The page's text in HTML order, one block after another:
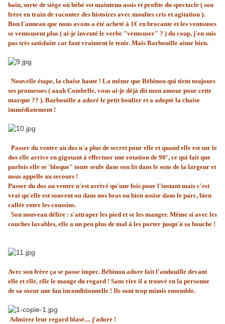
bain, sorte de siège où bébé est maintenu assis et profite du spectacle ( son
frère en train de raconter des histoires avec moultes cris et agitation ).
Bon l'anneau que nous avons a été acheté à 1€ en brocante et les ventouses
se ventousent plus ( ai-je inventé le verbe "ventouser" ? ) du coup, j'en suis
pas très satisfaite car faut vraiment le tenir. Mais Barbouille aime bien.
Nouvelle étape, la chaise haute ! La même que Bébinou qui tient toujours
ses promesses ( aaah Combelle, vous ai-je déjà dit mon amour pour cette
marque ?? ). Barbouille a adoré le petit boulier et a adopté la chaise
immédiatement !
Passer du ventre au dos n'a plus de secret pour elle et quand elle est sur le
dos elle arrive en gigotant à effectuer une rotation de 90°, ce qui fait que
parfois elle se 'bloque" toute seule dans son lit dans le sens de la largeur et
nous appelle au secours !
Passer du dos au ventre n'est arrivé qu'une fois pour l'instant mais c'est
vrai qu'elle est souvent ou dans nos bras ou bien assise dans le parc, bien
callée entre les coussins.
Son nouveau délire : s'attraper les pied et se les manger. Même si avec les
couches lavables, elle a un peu plus de mal à les porter jusqu'à sa bouche !
Avec son frère ça se passe impec. Bébinou adore fait l'andouille devant
elle et elle, elle le mange du regard ! Sans rire il a trouvé en la personne
de sa soeur une fan inconditionnelle ! Ils sont trop mimis ensemble.
Admirez leur regard blasé.... j'adore !